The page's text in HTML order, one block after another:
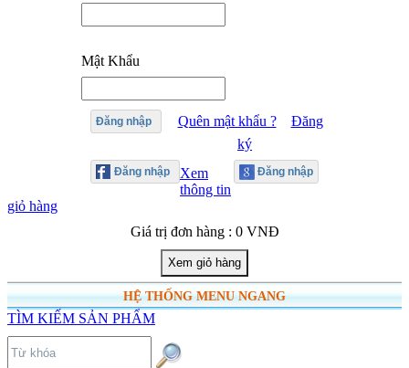
Mật Khẩu
Đăng nhập Quên mật khẩu ?
Đăng
ký
Xem
thông tin
giỏ hàng
Giá trị đơn hàng : 0 VNĐ
HỆ THỐNG MENU NGANG
TÌM KIẾM SẢN PHẨM